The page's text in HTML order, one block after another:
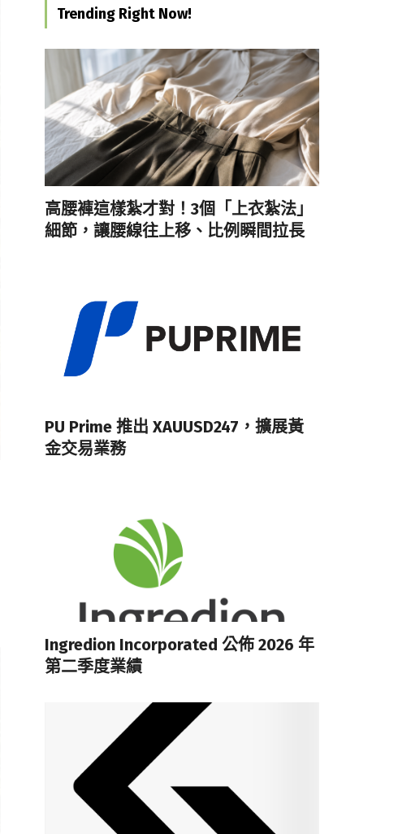
Trending Right Now!
高腰褲這樣紮才對！3個「上衣紮法」
細節，讓腰線往上移、比例瞬間拉長
PU Prime 推出 XAUUSD247，擴展黃
金交易業務
Ingredion Incorporated 公佈 2026 年
第二季度業績